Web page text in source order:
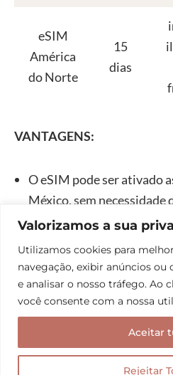
Valorizamos a sua
Utilizamos cookies para
navegação, exibir anúncios ou
e analisar o nosso tráfego. Ao
você consente com a nossa
Rejeitar
Aceitar
eSIM
América
do Norte
15
dias
VANTAGENS:
O eSIM pode ser ativado
México, sem necessidade
A Holafly oferece planos
Excelente custo-
busca um eSIM México
Suporte ágil e eficiente,
instalação ou na